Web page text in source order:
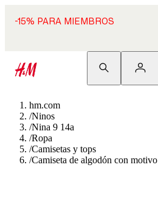
-15% PARA MIEMBROS
hm.com
/Ninos
/Nina 9 14a
/Ropa
/Camisetas y tops
/Camiseta de algodón con motivo